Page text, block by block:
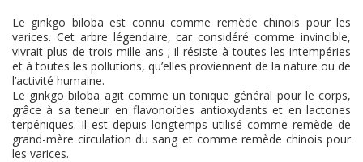
Le ginkgo biloba est connu comme remède chinois pour les
varices. Cet arbre légendaire, car considéré comme invincible,
vivrait plus de trois mille ans ; il résiste à toutes les intempéries
et à toutes les pollutions, qu’elles proviennent de la nature ou de
l’activité humaine.
Le ginkgo biloba agit comme un tonique général pour le corps,
grâce à sa teneur en flavonoïdes antioxydants et en lactones
terpéniques. Il est depuis longtemps utilisé comme remède de
grand-mère circulation du sang et comme remède chinois pour
les varices.